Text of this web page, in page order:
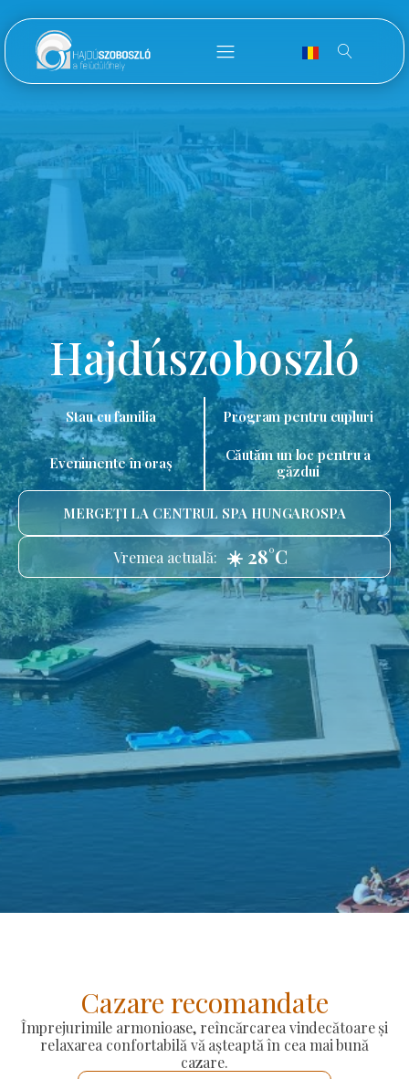
Hajdúszoboszló
Stau cu familia Program pentru cupluri
Evenimente în oraș
Căutăm un loc pentru a
găzdui
MERGEȚI LA CENTRUL SPA HUNGAROSPA
Vremea actuală: ☀️ 28°C
Cazare recomandate
Împrejurimile armonioase, reîncărcarea vindecătoare și
relaxarea confortabilă vă așteaptă în cea mai bună
cazare.